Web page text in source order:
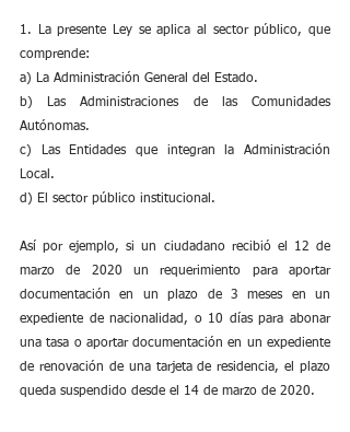
1. La presente Ley se aplica al sector público, que
comprende:
a) La Administración General del Estado.
b) Las Administraciones de las Comunidades
Autónomas.
c) Las Entidades que integran la Administración
Local.
d) El sector público institucional.
Así por ejemplo, si un ciudadano recibió el 12 de
marzo de 2020 un requerimiento para aportar
documentación en un plazo de 3 meses en un
expediente de nacionalidad, o 10 días para abonar
una tasa o aportar documentación en un expediente
de renovación de una tarjeta de residencia, el plazo
queda suspendido desde el 14 de marzo de 2020.